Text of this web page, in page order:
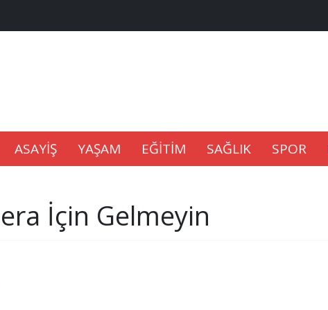
ASAYİŞ YAŞAM EĞİTİM SAĞLIK SPOR
İçin Gelmeyin